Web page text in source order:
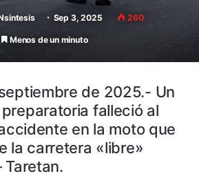
Sep 3, 2025 260
Menos de un minuto
de 2025.- Un
falleció al
en la moto que
la carretera «libre»
Taretan.